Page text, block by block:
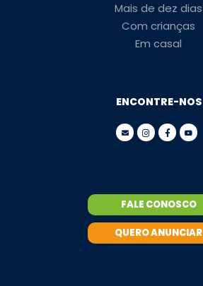
Mais de dez dias
Com crianças
Em casal
ENCONTRE-NOS
FALE CONOSCO
QUERO ANUNCIAR